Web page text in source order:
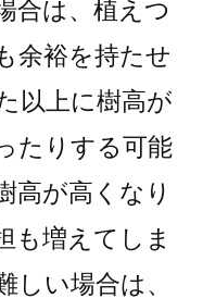
合は、植えつ
余裕を持たせ
以上に樹高が
たりする可能
高が高くなり
も増えてしま
しい場合は、